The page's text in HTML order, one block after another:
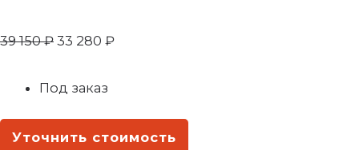
39 150₽ 33 280 ₽
Под заказ
Уточнить стоимость